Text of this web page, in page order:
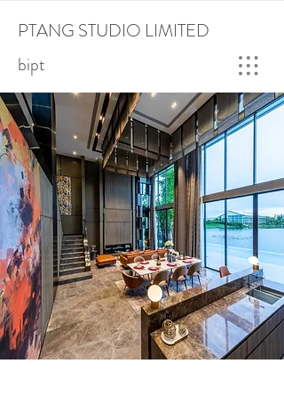
PTANG STUDIO LIMITED
bipt